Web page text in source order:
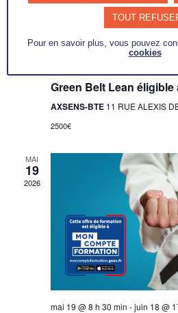
Green Belt Lean éligible
AXSENS-BTE 11 RUE ALEXIS
2500€
MAI
19
2026
mai 19 @ 8 h 30 min -juin 18 @
TOUT
Pour en savoir plus, vous pouvez
cookies